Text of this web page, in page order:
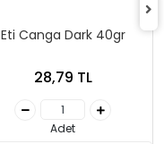
Eti Canga Dark 40gr
28,79 TL
Adet